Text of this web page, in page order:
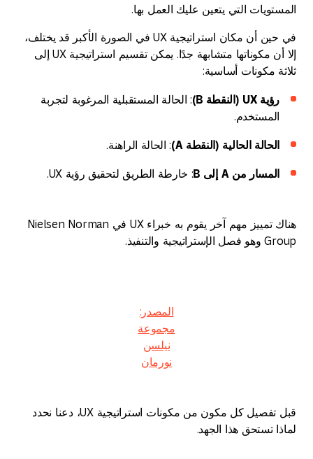
المستويات التي يتعين عليك العمل بها.
في حين أن مكان استراتيجية UX في الصورة الأكبر قد يختلف،
إلا أن مكوناتها متشابهة جدًا. يمكن تقسيم استراتيجية UX إلى
ثلاثة مكونات أساسية:
رؤية UX (النقطة B)
: الحالة المستقبلية المرغوبة لتجربة
المستخدم.
الحالة الحالية (النقطة A) : الحالة الراهنة.
المسار من A إلى B : خارطة الطريق لتحقيق رؤية UX.
هناك تمييز مهم آخر يقوم به خبراء UX في Nielsen Norman
Group وهو فصل الإستراتيجية والتنفيذ.
المصدر:
مجموعة
نيلسن
نورمان
قبل تفصيل كل مكون من مكونات استراتيجية UX، دعنا نحدد
لماذا تستحق هذا الجهد.